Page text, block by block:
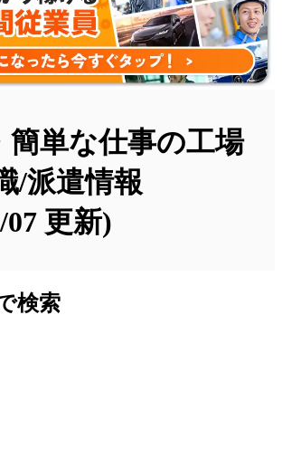
簡単な仕事の工場
/派遣情報
07 更新)
検索